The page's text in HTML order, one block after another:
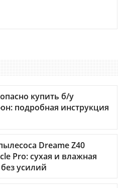
купить б/у
подробная инструкция
Dreame Z40
Pro: сухая и влажная
усилий